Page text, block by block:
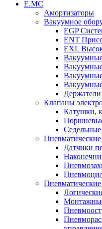
Е.МС
Амортизаторы
Вакуумное
EGP
ENT
EXL
Держатели
Клапаны
Катушки,
Датчики
Пневматические